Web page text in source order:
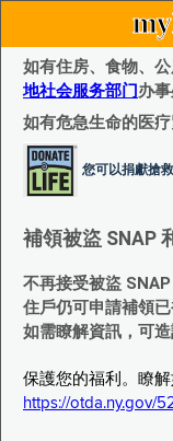
如有住房、食物、
地社会服务部门办事
如有危急生命的医
您可以捐獻搶
補領被盜 SNAP
不再接受被盜 SNAP
住戶仍可申請補領
如需瞭解資訊，可
保護您的福利。瞭
https://otda.ny.gov/